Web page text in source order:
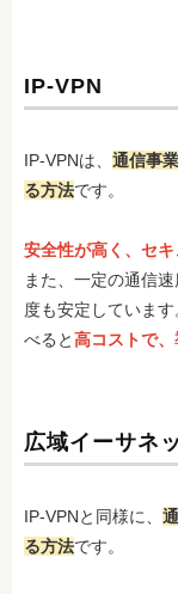
IP-VPN
IP-VPNは、 通信事
る方法です。
安全性が高く、セ
また、一定の通信
度も安定していま
べると高コストで
広域イーサネ
IP-VPNと同様に、
る方法です。